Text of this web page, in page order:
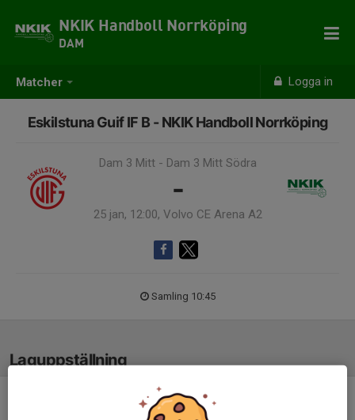
Matcher Logga in
NKIK Handboll Norrköping
DAM
Eskilstuna Guif IF B - NKIK Handboll Norrköping
Dam 3 Mitt - Dam 3 Mitt Södra
-
25 jan, 12:00, Volvo CE Arena A2
Samling 10:45
Laguppställning
Ingen uppställning ifylld